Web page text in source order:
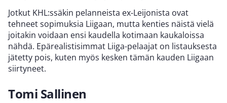
Jotkut KHL:ssäkin pelanneista ex-Leijonista ovat
tehneet sopimuksia Liigaan, mutta kenties näistä vielä
joitakin voidaan ensi kaudella kotimaan kaukaloissa
nähdä. Epärealistisimmat Liiga-pelaajat on listauksesta
jätetty pois, kuten myös kesken tämän kauden Liigaan
siirtyneet.
Tomi Sallinen